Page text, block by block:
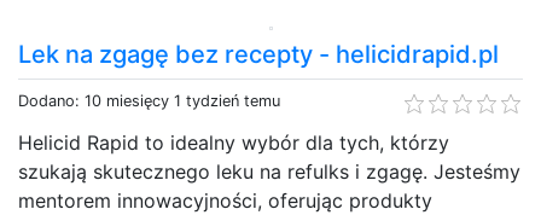
Lek na zgagę bez recepty - helicidrapid.pl
Dodano: 10 miesięcy 1 tydzień temu
Helicid Rapid to idealny wybór dla tych, którzy
szukają skutecznego leku na refulks i zgagę. Jesteśmy
mentorem innowacyjności, oferując produkty